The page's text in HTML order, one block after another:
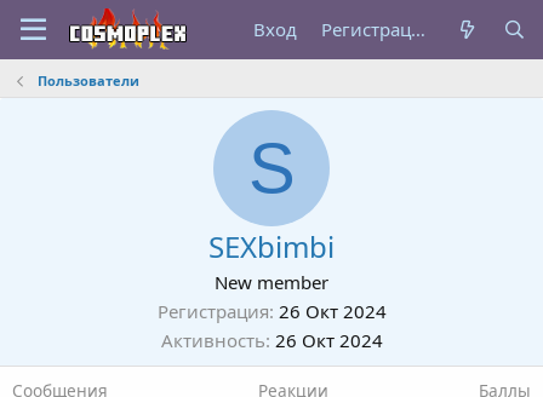
Вход Регистрация
Пользователи
S
SEXbimbi
New member
Регистрация 26 Окт 2024
Активность 26 Окт 2024
Сообщения Реакции Баллы